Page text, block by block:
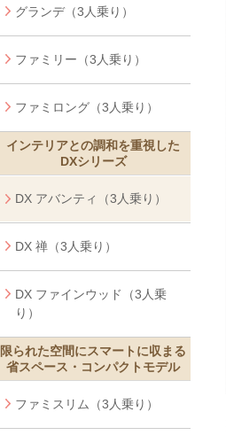
グランデ（3人乗り）
ファミリー（3人乗り）
ファミロング（3人乗り）
インテリアとの調和を重視した
DXシリーズ
DX アバンティ（3人乗り）
DX 禅（3人乗り）
DX ファインウッド（3人乗
り）
限られた空間にスマートに収まる
省スペース・コンパクトモデル
ファミスリム（3人乗り）